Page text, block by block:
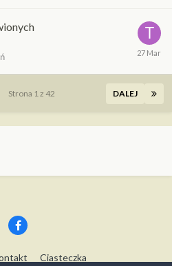
DALEJ
Strona 1 z 42
Ciasteczka